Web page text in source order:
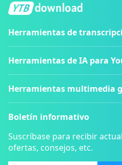
Herramientas de
Herramientas de IA para
Herramientas multimedia
Boletín informativo
Suscríbase para recibir
ofertas, consejos, etc.